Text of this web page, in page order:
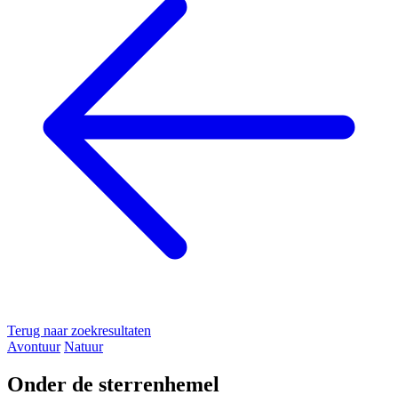
Terug naar zoekresultaten
Avontuur Natuur
Onder de sterrenhemel